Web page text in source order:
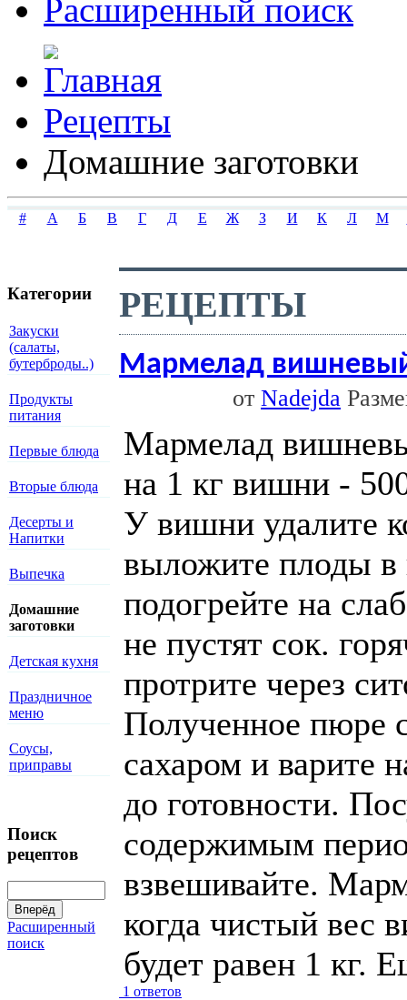
Расширенный поиск
Рецепты
Домашние заготовки
# А Б В Г Д Е Ж З И К Л М
Категории
Закуски
(салаты,
бутерброды..)
Продукты
питания
Первые блюда
Вторые блюда
Десерты и
Напитки
Выпечка
Домашние
заготовки
Детская кухня
Праздничное
меню
Соусы,
приправы
Поиск
рецептов
Расширенный
поиск
РЕЦЕПТЫ
Мармелад
от Nadejda
Мармелад
на 1 кг вишни -
У вишни удалите
выложите плоды
подогрейте на
не пустят сок.
протрите через
Полученное пюре
сахаром и варите
до готовности.
содержимым
взвешивайте.
когда чистый вес
будет равен 1 кг.
1 ответов